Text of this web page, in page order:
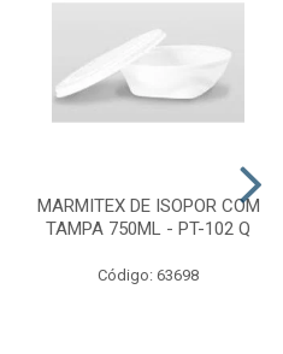
MARMITEX DE ISOPOR COM
TAMPA 750ML - PT-102 Q
Código: 63698